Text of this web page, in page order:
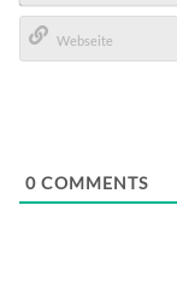
E-
Mail*
0 COMMENTS